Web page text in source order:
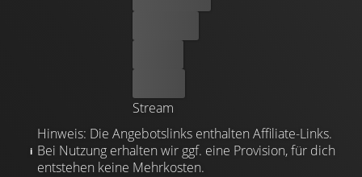
Stream
Hinweis: Die Angebotslinks enthalten Affiliate-Links.
Bei Nutzung erhalten wir ggf. eine Provision, für dich
entstehen keine Mehrkosten.